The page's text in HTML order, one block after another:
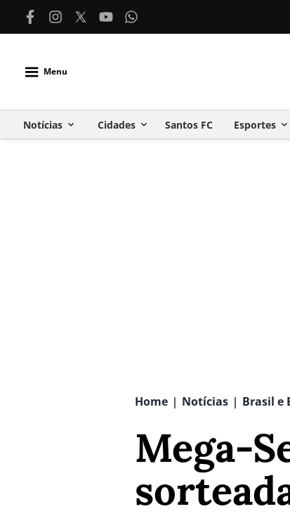
Menu
Notícias Cidades Santos FC Esportes
Home | Notícias | Brasil e
Mega-